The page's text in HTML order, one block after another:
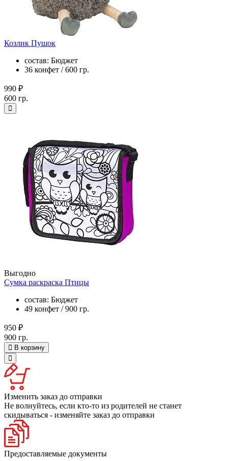
Козлик Пушок
состав: Бюджет
36 конфет / 600 гр.
990 ₽
600 гр.
Выгодно
Сумка раскраска Птицы
состав: Бюджет
49 конфет / 900 гр.
950 ₽
900 гр.
В корзину
Изменить заказ до отправки
Не волнуйтесь, если кто-то из родителей не станет
скидываться - изменяйте заказ до отправки
Предоставляемые документы